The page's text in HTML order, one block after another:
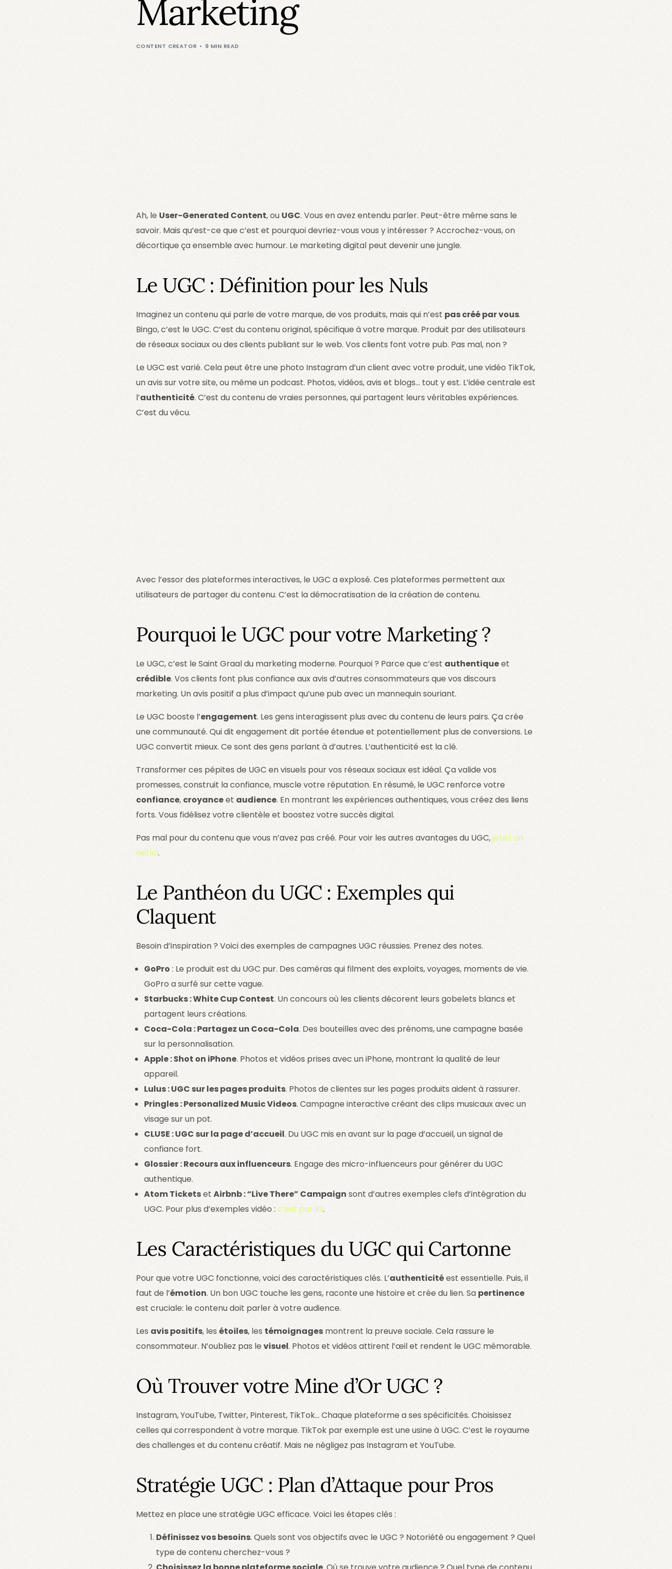
Marketing
CONTENT CREATOR 9 MIN READ
Ah, le User-Generated Content, ou UGC. Vous en avez entendu parler. Peut-être même sans le
savoir. Mais qu’est-ce que c’est et pourquoi devriez-vous vous y intéresser ? Accrochez-vous, on
décortique ça ensemble avec humour. Le marketing digital peut devenir une jungle.
Le UGC : Définition pour les Nuls
Imaginez un contenu qui parle de votre marque, de vos produits, mais qui n’est pas créé par vous.
Bingo, c’est le UGC. C’est du contenu original, spécifique à votre marque. Produit par des utilisateurs
de réseaux sociaux ou des clients publiant sur le web. Vos clients font votre pub. Pas mal, non ?
Le UGC est varié. Cela peut être une photo Instagram d’un client avec votre produit, une vidéo TikTok,
un avis sur votre site, ou même un podcast. Photos, vidéos, avis et blogs… tout y est. L’idée centrale est
l’authenticité. C’est du contenu de vraies personnes, qui partagent leurs véritables expériences.
C’est du vécu.
Avec l’essor des plateformes interactives, le UGC a explosé. Ces plateformes permettent aux
utilisateurs de partager du contenu. C’est la démocratisation de la création de contenu.
Pourquoi le UGC pour votre Marketing ?
Le UGC, c’est le Saint Graal du marketing moderne. Pourquoi ? Parce que c’est authentiqueet
crédible. Vos clients font plus confiance aux avis d’autres consommateurs que vos discours
marketing. Un avis positif a plus d’impact qu’une pub avec un mannequin souriant.
Le UGC booste l’engagement. Les gens interagissent plus avec du contenu de leurs pairs. Ça crée
une communauté. Qui dit engagement dit portée étendue et potentiellement plus de conversions. Le
UGC convertit mieux. Ce sont des gens parlant à d’autres. L’authenticité est la clé.
Transformer ces pépites de UGC en visuels pour vos réseaux sociaux est idéal. Ça valide vos
promesses, construit la confiance, muscle votre réputation. En résumé, le UGC renforce votre
confiance, croyanceet audience. En montrant les expériences authentiques, vous créez des liens
forts. Vous fidélisez votre clientèle et boostez votre succès digital.
Pas mal pour du contenu que vous n’avez pas créé. Pour voir les autres avantages du UGC,jetez un
œil ici.
Le Panthéon du UGC : Exemples qui
Claquent
Besoin d’inspiration ? Voici des exemples de campagnes UGC réussies. Prenez des notes.
GoPro : Le produit est du UGC pur. Des caméras qui filment des exploits, voyages, moments de vie.
GoPro a surfé sur cette vague.
Starbucks : White Cup Contest. Un concours où les clients décorent leurs gobelets blancs et
partagent leurs créations.
Coca-Cola : Partagez un Coca-Cola. Des bouteilles avec des prénoms, une campagne basée
sur la personnalisation.
Apple : Shot on iPhone. Photos et vidéos prises avec un iPhone, montrant la qualité de leur
appareil.
Lulus : UGC sur les pages produits. Photos de clientes sur les pages produits aident à rassurer.
Pringles : Personalized Music Videos. Campagne interactive créant des clips musicaux avec un
visage sur un pot.
CLUSE : UGC sur la page d’accueil. Du UGC mis en avant sur la page d’accueil, un signal de
confiance fort.
Glossier : Recours aux influenceurs. Engage des micro-influenceurs pour générer du UGC
authentique.
Atom Ticketset Airbnb : “Live There” Campaign sont d’autres exemples clefs d’intégration du
UGC. Pour plus d’exemples vidéo : c’est par ici.
Les Caractéristiques du UGC qui Cartonne
Pour que votre UGC fonctionne, voici des caractéristiques clés. L’authenticitéest essentielle. Puis, il
faut de l’émotion. Un bon UGC touche les gens, raconte une histoire et crée du lien. Sa pertinence
est cruciale: le contenu doit parler à votre audience.
Les avis positifs, les étoiles, les témoignagesmontrent la preuve sociale. Cela rassure le
consommateur. N’oubliez pas le visuel. Photos et vidéos attirent l’œil et rendent le UGC mémorable.
Où Trouver votre Mine d’Or UGC ?
Instagram, YouTube, Twitter, Pinterest, TikTok… Chaque plateforme a ses spécificités. Choisissez
celles qui correspondent à votre marque. TikTok par exemple est une usine à UGC. C’est le royaume
des challenges et du contenu créatif. Mais ne négligez pas Instagram et YouTube.
Stratégie UGC : Plan d’Attaque pour Pros
Mettez en place une stratégie UGC efficace. Voici les étapes clés :
Définissez vos besoins. Quels sont vos objectifs avec le UGC ? Notoriété ou engagement ? Quel
type de contenu cherchez-vous ?